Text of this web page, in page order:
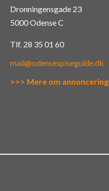
Dronningensgade 23
5000 Odense C
Tlf. 28 35 01 60
mail@odensespiseguide.dk
>>> Mere om annoncering